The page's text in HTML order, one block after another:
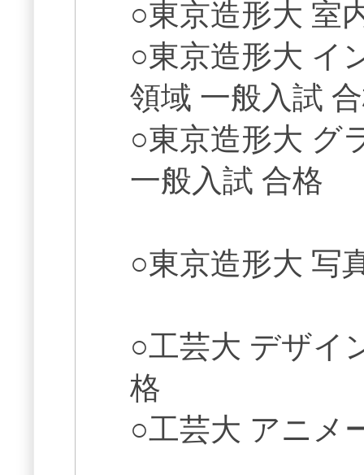
○東京造形大 室
○東京造形大 イ
領域 一般入試
○東京造形大 グ
一般入試 合格
○東京造形大 写
○工芸大 デザイ
格
○工芸大 アニメ